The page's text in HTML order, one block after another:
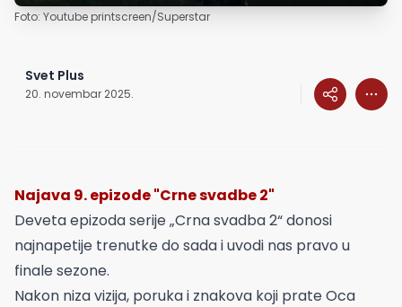
Foto: Youtube printscreen/Superstar
Svet Plus
20. novembar 2025.
Najava 9. epizode "Crne svadbe 2"
Deveta epizoda serije „Crna svadba 2“ donosi
najnapetije trenutke do sada i uvodi nas pravo u
finale sezone.
Nakon niza vizija, poruka i znakova koji prate Oca